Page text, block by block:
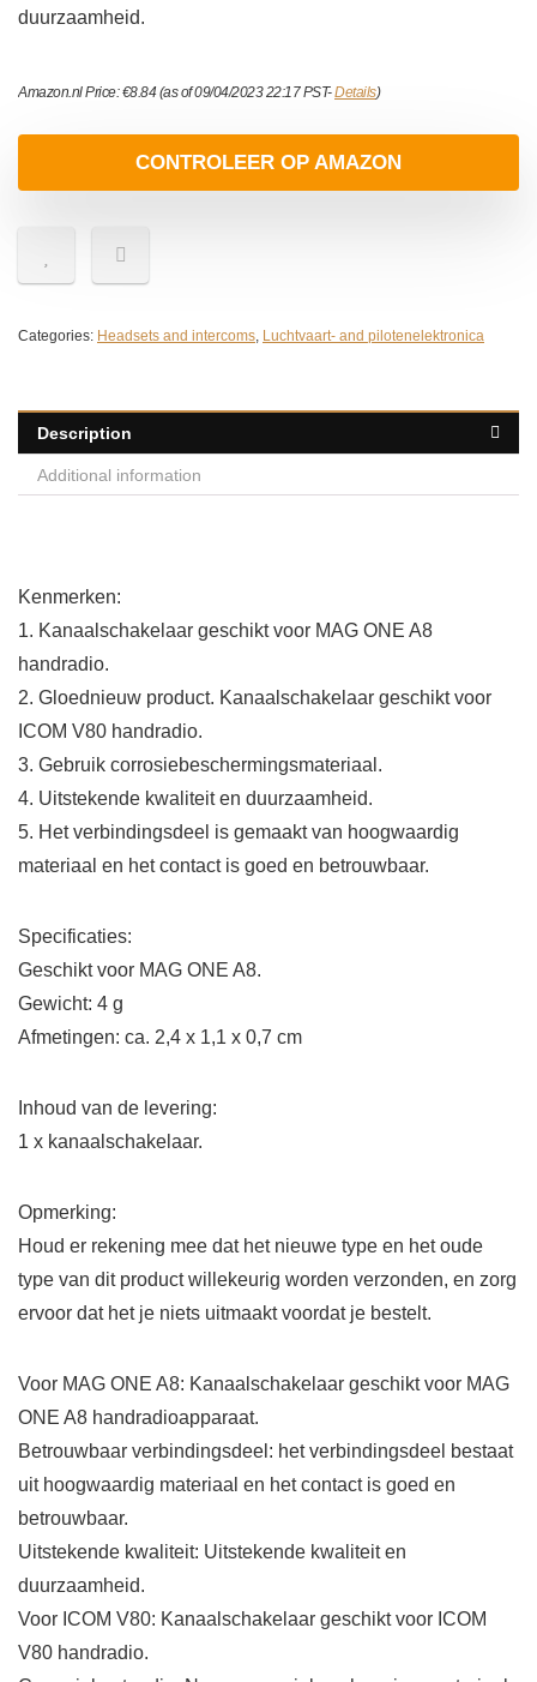
duurzaamheid.
Amazon.nl Price:€8.84(as of 09/04/2023 22:17 PST-Details)
CONTROLEER OP AMAZON
Categories: Headsets and intercoms, Luchtvaart- and pilotenelektronica
Description
Additional information
Kenmerken:
1. Kanaalschakelaar geschikt voor MAG ONE A8
handradio.
2. Gloednieuw product. Kanaalschakelaar geschikt voor
ICOM V80 handradio.
3. Gebruik corrosiebeschermingsmateriaal.
4. Uitstekende kwaliteit en duurzaamheid.
5. Het verbindingsdeel is gemaakt van hoogwaardig
materiaal en het contact is goed en betrouwbaar.
Specificaties:
Geschikt voor MAG ONE A8.
Gewicht: 4 g
Afmetingen: ca. 2,4 x 1,1 x 0,7 cm
Inhoud van de levering:
1 x kanaalschakelaar.
Opmerking:
Houd er rekening mee dat het nieuwe type en het oude
type van dit product willekeurig worden verzonden, en zorg
ervoor dat het je niets uitmaakt voordat je bestelt.
Voor MAG ONE A8: Kanaalschakelaar geschikt voor MAG
ONE A8 handradioapparaat.
Betrouwbaar verbindingsdeel: het verbindingsdeel bestaat
uit hoogwaardig materiaal en het contact is goed en
betrouwbaar.
Uitstekende kwaliteit: Uitstekende kwaliteit en
duurzaamheid.
Voor ICOM V80: Kanaalschakelaar geschikt voor ICOM
V80 handradio.